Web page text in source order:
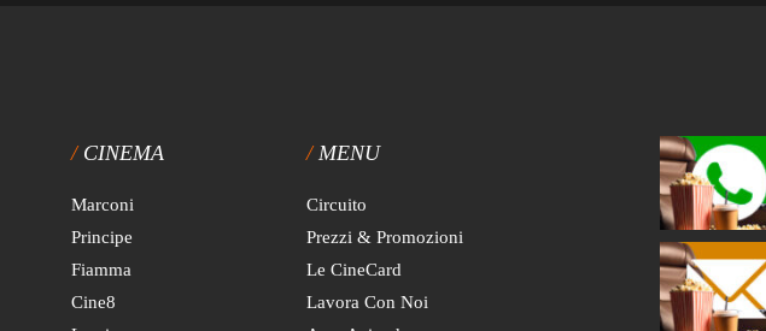
CINEMA
Marconi
Principe
Fiamma
Cine8
MENU
Circuito
Prezzi & Promozioni
Le CineCard
Lavora Con Noi